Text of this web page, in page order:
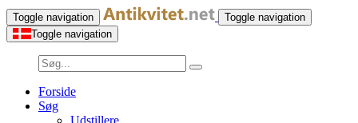
Toggle navigation
Toggle navigation
Toggle navigation
Forside
Søg
Udstillere